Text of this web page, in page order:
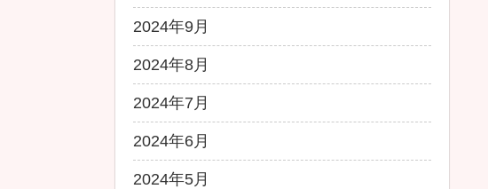
2024年9月
2024年8月
2024年7月
2024年6月
2024年5月